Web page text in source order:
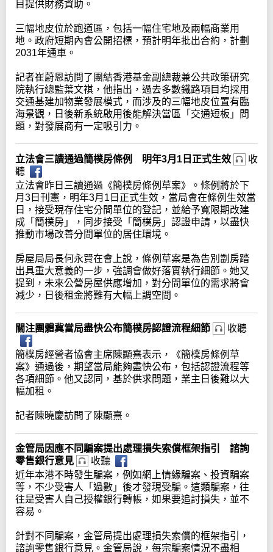
目提供財務資助。
三幅地皮位於跑道區，包括一幅住宅地及兩幅商業用
地。政府短期內會公開招標，預計明年批出合約，計劃
2031年通車。
記者崔蔚恩訪問了團結香港基金副總裁兼公共政策研究
院執行總監葉文祺，他指出，過去多數鐵路項目均採用
交通基建加物業發展模式，而涉及的三幅地皮位置有臨
海景觀，日後新系統啟用後能解決當區「交通短板」問
題，對發展商有一定吸引力。
立法會三讀通過簡樸房條例 明年3月1日正式生效
收
聽
立法會昨日三讀通過《簡樸房條例草案》。條例將於下
月3日刊憲，明年3月1日正式生效，當局會在條例生效當
日，接受現存住宅分間單位的登記，並給予寬限期改建
成「簡樸房」，同步接受「簡樸房」認證申請，以盡快
推動市場改善分間單位的居住環境。
房屋局局長何永賢在會上說，條例草案是為告別劏房踏
出具重大意義的一步，強調會做好落實執行細節。她又
提到，未來公營房屋供應增加，對分間單位的需求將會
減少，日後租金將難有大幅上調空間。
關注團體冀當局盡快公布簡樸房認證流程細節 收聽
簡樸房經營者協會主席陳顯熹表示，《簡樸房條例草
案》通過後，期望當局能夠盡快公布，包括認證流程等
各項細節。他又認同，基於供求問題，業主日後難以大
幅加租。
記者陳曉慶訪問了陳顯熹。
金管局因應不同騙案提出處理損失索償框架指引 諮詢
零售銀行意見
收聽
近年本港不時發生騙案，例如網上情緣騙案、投資騙案
等，不少受害人「過數」後才發現受騙。這類騙案，往
往是受害人自己授權銀行轉帳，如果要追討損失，並不
容易。
針對不同騙案，金管局提出處理損失索償的框架指引，
諮詢零售銀行意見。金管局說，每宗騙案情況不盡相